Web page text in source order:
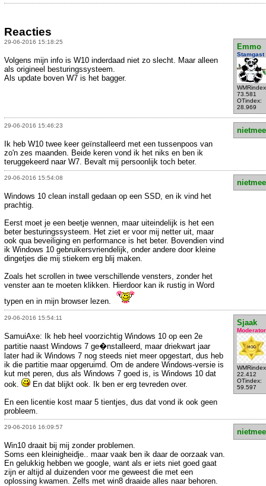
Reacties
29-06-2016 15:18:25
Emmo
Stamgast
73.581
OTindex:
28.969
Volgens mijn info is W10 inderdaad niet zo slecht. Maar alleen
als origineel besturingssysteem.
Als update boven W7 is het bagger.
29-06-2016 15:46:23
Ik heb W10 twee keer geïnstalleerd met een tussenpoos van
zo'n zes maanden. Beide keren vond ik het niks en ben ik
teruggekeerd naar W7. Bevalt mij persoonlijk toch beter.
29-06-2016 15:54:08
Windows 10 clean install gedaan op een SSD, en ik vind het
prachtig.
Eerst moet je een beetje wennen, maar uiteindelijk is het een
beter besturingssysteem. Het ziet er voor mij netter uit, maar
ook qua beveiliging en performance is het beter. Bovendien vind
ik Windows 10 gebruikersvriendelijk, onder andere door kleine
dingetjes die mij stiekem erg blij maken.
Zoals het scrollen in twee verschillende vensters, zonder het
venster aan te moeten klikken. Hierdoor kan ik rustig in Word
typen en in mijn browser lezen.
29-06-2016 15:54:11
Sjaak
Moderator
22.412
OTindex:
59.597
SamuiAxe: Ik heb heel voorzichtig Windows 10 op een 2e
partitie naast Windows 7 ge�nstalleerd, maar driekwart jaar
later had ik Windows 7 nog steeds niet meer opgestart, dus heb
ik die partitie maar opgeruimd. Om de andere Windows-versie is
kut met peren, dus als Windows 7 goed is, is Windows 10 dat
ook.
En dat blijkt ook. Ik ben er erg tevreden over.
En een licentie kost maar 5 tientjes, dus dat vond ik ook geen
probleem.
29-06-2016 16:09:57
Win10 draait bij mij zonder problemen.
Soms een kleinigheidje.. maar vaak ben ik daar de oorzaak van.
En gelukkig hebben we google, want als er iets niet goed gaat
zijn er altijd al duizenden voor me geweest die met een
oplossing kwamen. Zelfs met win8 draaide alles naar behoren.